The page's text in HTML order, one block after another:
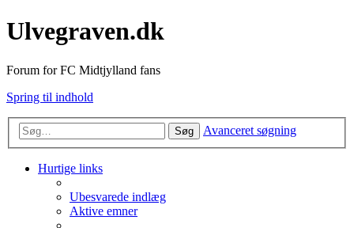
Ulvegraven.dk
Forum for FC Midtjylland fans
Spring til indhold
Søg Avanceret søgning
Hurtige links
Ubesvarede indlæg
Aktive emner